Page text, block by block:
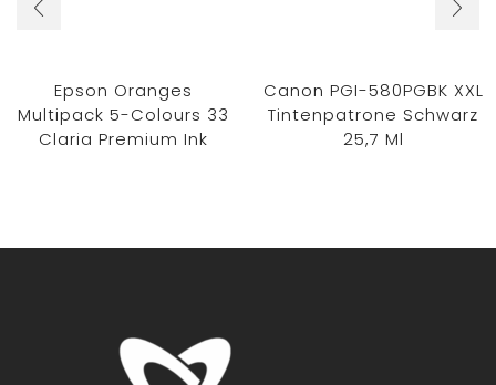
Epson Oranges
Multipack 5-Colours 33
Claria Premium Ink
Canon PGI-580PGBK XXL
Tintenpatrone Schwarz
25,7 Ml